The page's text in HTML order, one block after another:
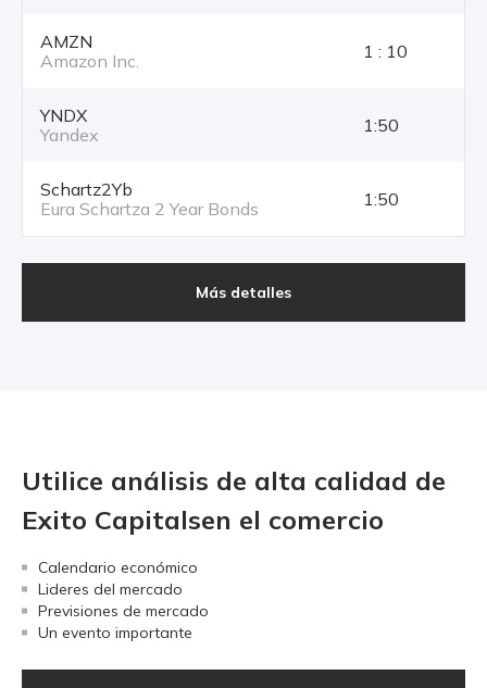
AMZN
Amazon Inc.
1 : 10
YNDX
Yandex
1:50
Schartz2Yb
Eura Schartza 2 Year Bonds
1:50
Más detalles
Utilice análisis de alta calidad de
Exito Capitalsen el comercio
Calendario económico
Lideres del mercado
Previsiones de mercado
Un evento importante